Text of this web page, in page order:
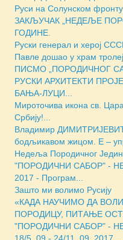
Руси на Солунском фронту
ЗАКЉУЧАК „НЕДЕЉЕ
ГОДИНЕ.
Руски генерал и херој
Павле дошао у храм
ПИСМО „ПОРОДИЧНОГ
РУСКИ АРХИТЕКТИ
БАЊА-ЛУЦИ...
Мироточива икона св.
Србију!...
Владимир ДИМИТРИЈЕВИЋ:
бодљикавом жицом. Е –
Недеља Породичног
"ПОРОДИЧНИ САБОР" -
2017 - Програм...
Зашто ми волимо Русију
«КАДА НАУЧИМО ДА
ПОРОДИЦУ, ПИТАЊЕ
"ПОРОДИЧНИ САБОР" -